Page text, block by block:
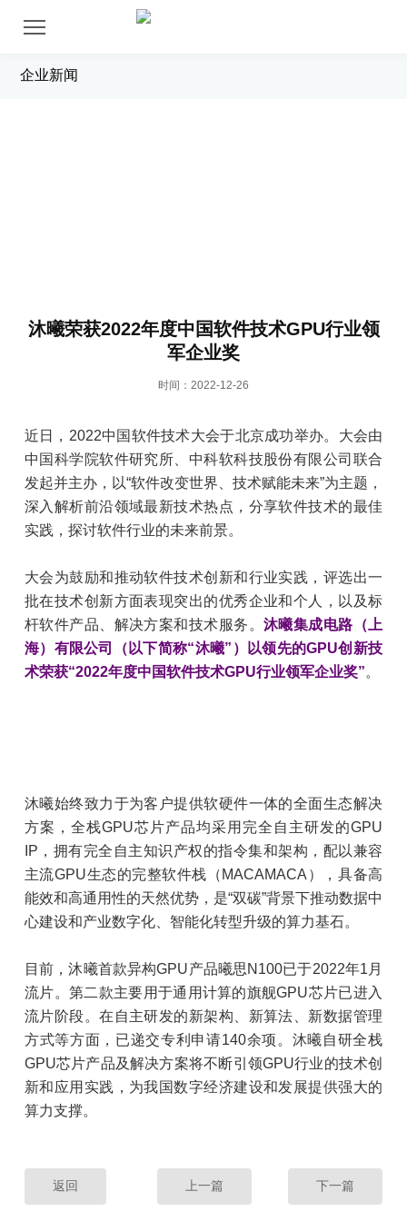
企业新闻
沐曦荣获2022年度中国软件技术GPU行业领
军企业奖
时间：2022-12-26
近日，2022中国软件技术大会于北京成功举办。大会由
中国科学院软件研究所、中科软科技股份有限公司联合
发起并主办，以“软件改变世界、技术赋能未来”为主题，
深入解析前沿领域最新技术热点，分享软件技术的最佳
实践，探讨软件行业的未来前景。
大会为鼓励和推动软件技术创新和行业实践，评选出一
批在技术创新方面表现突出的优秀企业和个人，以及标
杆软件产品、解决方案和技术服务。沐曦集成电路（上
海）有限公司（以下简称“沐曦”）以领先的GPU创新技
术荣获“2022年度中国软件技术GPU行业领军企业奖”。
沐曦始终致力于为客户提供软硬件一体的全面生态解决
方案，全栈GPU芯片产品均采用完全自主研发的GPU
IP，拥有完全自主知识产权的指令集和架构，配以兼容
主流GPU生态的完整软件栈（MACAMACA），具备高
能效和高通用性的天然优势，是“双碳”背景下推动数据中
心建设和产业数字化、智能化转型升级的算力基石。
目前，沐曦首款异构GPU产品曦思N100已于2022年1月
流片。第二款主要用于通用计算的旗舰GPU芯片已进入
流片阶段。在自主研发的新架构、新算法、新数据管理
方式等方面，已递交专利申请140余项。沐曦自研全栈
GPU芯片产品及解决方案将不断引领GPU行业的技术创
新和应用实践，为我国数字经济建设和发展提供强大的
算力支撑。
返回 下一篇
上一篇